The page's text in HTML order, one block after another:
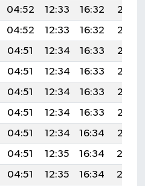
04:52 12:33 16:32
20:05
04:52 12:33 16:32
20:05
04:51 12:34 16:33
20:06
04:51 12:34 16:33
20:07
04:51 12:34 16:33
20:07
04:51 12:34 16:33
20:08
04:51 12:34 16:34
20:08
04:51 12:35 16:34
20:09
04:51 12:35 16:34
20:09